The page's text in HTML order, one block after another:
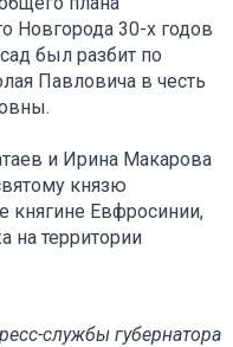
Новгорода 30-х годов
был разбит по
Павловича в честь
и Ирина Макарова
князю
Евфросинии,
на территории
службы губернатора